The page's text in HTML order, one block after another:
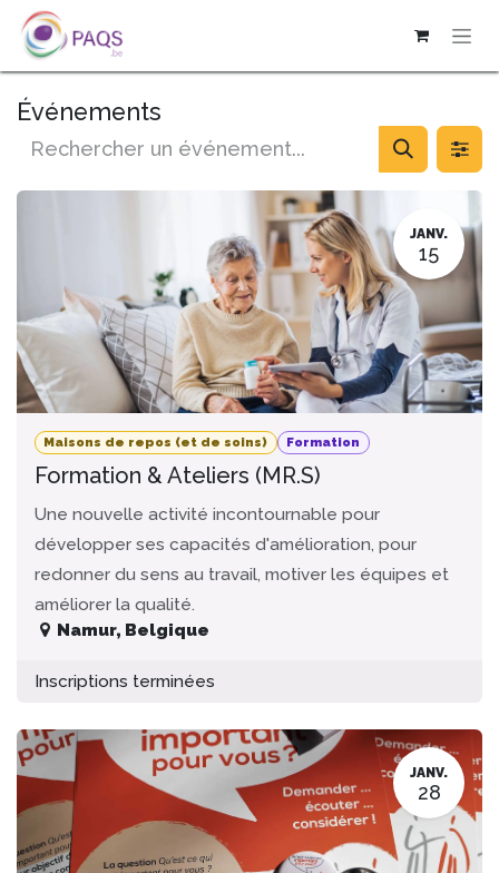
SE RENDRE AU CONTENU
Événements
JANV.
15
Maisons de repos (et de soins) Formation
Formation & Ateliers (MR.S)
Une nouvelle activité incontournable pour
développer ses capacités d'amélioration, pour
redonner du sens au travail, motiver les équipes et
améliorer la qualité.
Namur, Belgique
Inscriptions terminées
JANV.
28